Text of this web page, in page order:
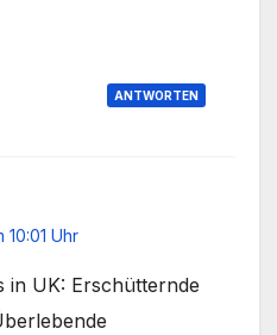
ANTWORTEN
10:01 Uhr
in UK: Erschütternde